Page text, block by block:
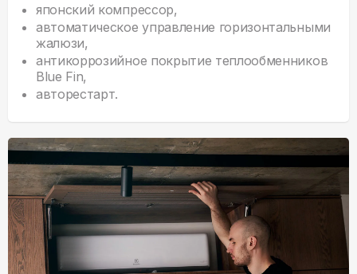
японский компрессор,
автоматическое управление горизонтальными
жалюзи,
антикоррозийное покрытие теплообменников
Blue Fin,
авторестарт.